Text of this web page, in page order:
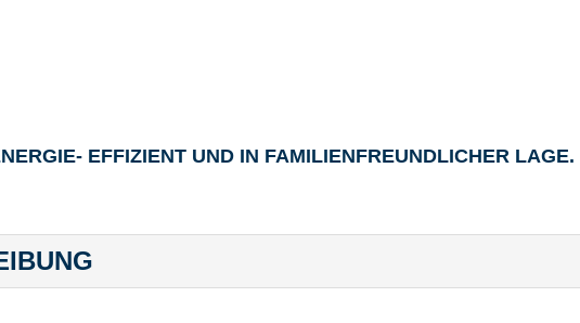
EFFIZIENT UND IN FAMILIENFREUNDLICHER LAGE.